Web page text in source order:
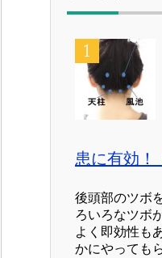
患に有効！
後頭部のツボ
ろいろなツボ
よく即効性も
かにやっても